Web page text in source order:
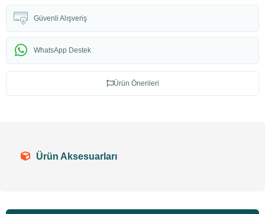
Güvenli Alışveriş
WhatsApp Destek
Ürün Önerileri
Ürün Aksesuarları